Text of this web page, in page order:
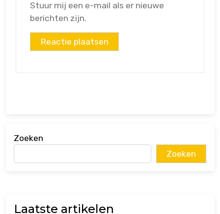
Stuur mij een e-mail als er nieuwe
berichten zijn.
Zoeken
Zoeken
Laatste artikelen